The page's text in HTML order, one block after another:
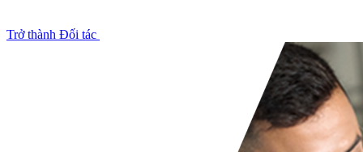
Trở thành Đối tác